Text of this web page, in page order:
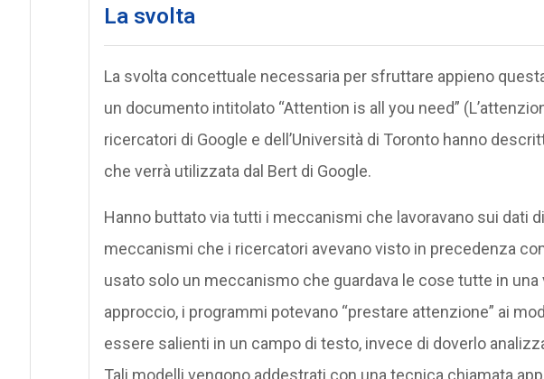
La svolta
La svolta concettuale necessaria per sfruttare appieno
un documento intitolato “Attention is all you need”
ricercatori di Google e dell’Università di Toronto hanno
che verrà utilizzata dal Bert di Google.
Hanno buttato via tutti i meccanismi che lavoravano sui dati
meccanismi che i ricercatori avevano visto in precedenza
usato solo un meccanismo che guardava le cose tutte in una
approccio, i programmi potevano “prestare attenzione” ai
essere salienti in un campo di testo, invece di doverlo
Tali modelli vengono addestrati con una tecnica chiamata